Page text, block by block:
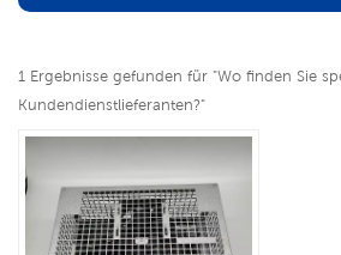
1 Ergebnisse gefunden für "Wo finden Sie
Kundendienstlieferanten?"